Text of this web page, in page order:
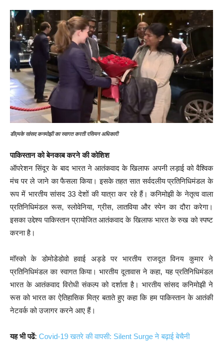
डीएमके सांसद कनमोझी का स्वागत करती रसियन अधिकारी
पाकिस्तान को बेनकाब करने की कोशिश
ऑपरेशन सिंदूर के बाद भारत ने आतंकवाद के खिलाफ अपनी लड़ाई को वैश्विक
मंच पर ले जाने का फैसला किया। इसके तहत सात सर्वदलीय प्रतिनिधिमंडल के
रूप में भारतीय सांसद 33 देशों की यात्रा कर रहे हैं। कनिमोझी के नेतृत्व वाला
प्रतिनिधिमंडल रूस, स्लोवेनिया, ग्रीस, लातविया और स्पेन का दौरा करेगा।
इसका उद्देश्य पाकिस्तान प्रायोजित आतंकवाद के खिलाफ भारत के रुख को स्पष्ट
करना है।
मॉस्को के डोमोडेडोवो हवाई अड्डे पर भारतीय राजदूत विनय कुमार ने
प्रतिनिधिमंडल का स्वागत किया। भारतीय दूतावास ने कहा, यह प्रतिनिधिमंडल
भारत के आतंकवाद विरोधी संकल्प को दर्शाता है। भारतीय सांसद कनिमोझी ने
रूस को भारत का ऐतिहासिक मित्र बताते हुए कहा कि हम पाकिस्तान के आतंकी
नेटवर्क को उजागर करने आए हैं।
यह भी पढें: Covid-19 खतरे की वापसी: Silent Surge ने बढ़ाई बेचैनी